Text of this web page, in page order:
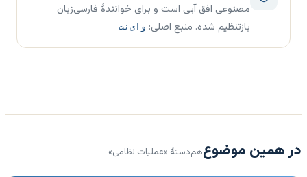
مصنوعی افق آبی است و برای خوانندهٔ فارسی‌زبان
بازتنظیم شده. منبع اصلی: وای‌نت
در همین موضوعهم‌دستهٔ «عملیات نظامی»